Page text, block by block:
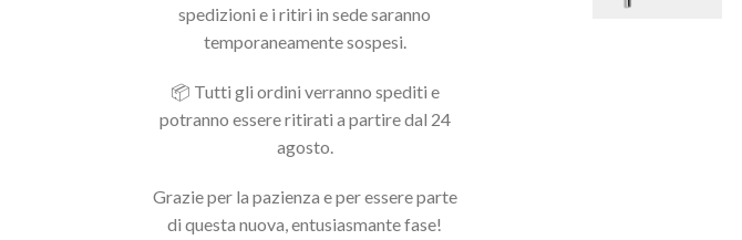
spedizioni e i ritiri in sede saranno
temporaneamente sospesi.
📦 Tutti gli ordini verranno spediti e
potranno essere ritirati a partire dal 24
agosto.
Grazie per la pazienza e per essere parte
di questa nuova, entusiasmante fase!